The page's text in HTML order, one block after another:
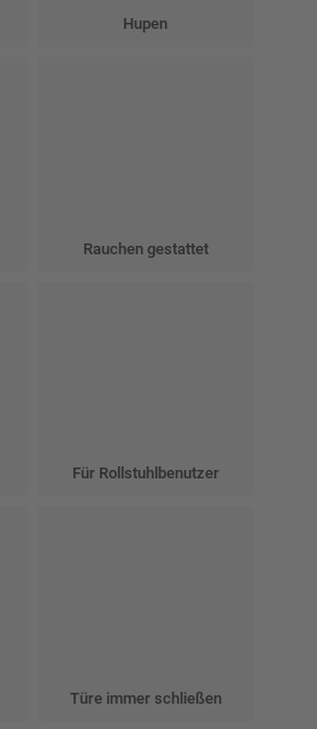
Hupen
Rauchen gestattet
Für Rollstuhlbenutzer
Türe immer schließen